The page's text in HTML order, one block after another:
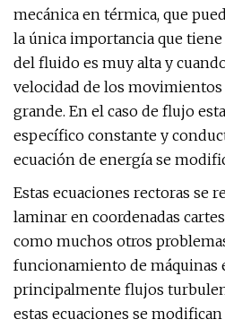
mecánica en térmica, que
la única importancia que
del fluido es muy alta y
velocidad de los
grande. En el caso de flujo
específico constante y
ecuación de energía se
Estas ecuaciones rectoras se
laminar en coordenadas
como muchos otros
funcionamiento de máquinas
principalmente flujos
estas ecuaciones se